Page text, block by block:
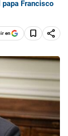
Francisco
en